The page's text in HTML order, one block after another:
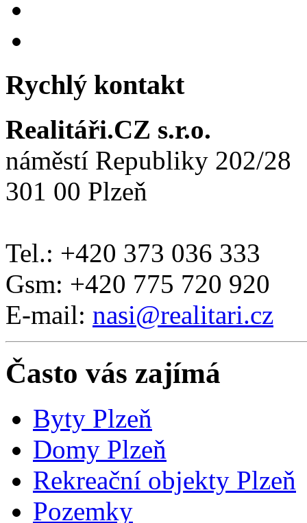
Rychlý kontakt
Realitáři.CZ s.r.o.
náměstí Republiky 202/28
301 00 Plzeň
Tel.: +420 373 036 333
Gsm: +420 775 720 920
E-mail: nasi@realitari.cz
Často vás zajímá
Byty Plzeň
Domy Plzeň
Rekreační objekty Plzeň
Pozemky